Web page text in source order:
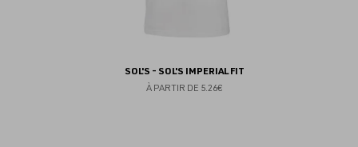
SOL'S - SOL'S IMPERIAL FIT
À PARTIR DE 5.26€